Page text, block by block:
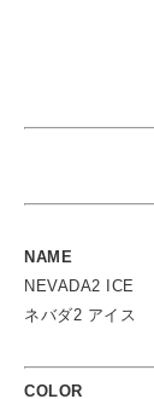
NAME
NEVADA2 ICE
ネバダ2 アイス
COLOR